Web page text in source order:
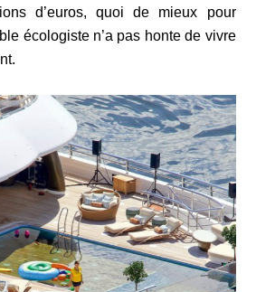
d’euros, quoi de mieux pour
écologiste n’a pas honte de vivre